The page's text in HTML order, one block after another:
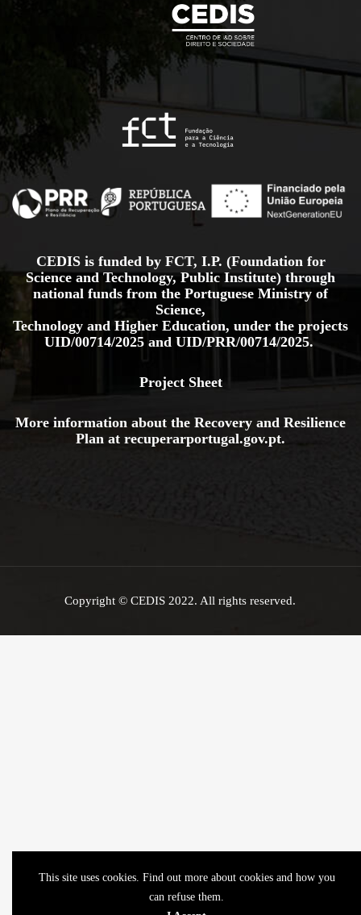
CEDIS is funded by FCT, I.P. (Foundation for
Science and Technology, Public Institute) through
national funds from the Portuguese Ministry of
Science,
Technology and Higher Education, under the projects
UID/00714/2025 and UID/PRR/00714/2025.
Project Sheet
More information about the Recovery and Resilience
Plan at recuperarportugal.gov.pt.
Copyright © CEDIS 2022. All rights reserved.
This site uses cookies. Find out more about cookies and how you
can refuse them.